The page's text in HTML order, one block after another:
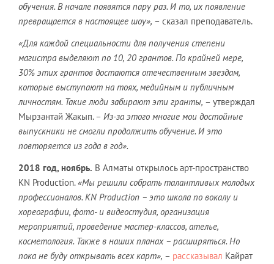
обучения. В начале появятся пару раз. И то, их появление
превращается в настоящее шоу», – сказал преподаватель.
«Для каждой специальности для получения степени
магистра выделяют по 10, 20 грантов. По крайней мере,
30% этих грантов достаются отечественным звездам,
которые выступают на тоях, медийным и публичным
личностям. Такие люди забирают эти гранты, – утверждал
Мырзантай Жакып. – Из-за этого многие мои достойные
выпускники не смогли продолжить обучение. И это
повторяется из года в год».
2018 год, ноябрь. В Алматы открылось арт-пространство
KN Production.«Мы решили собрать талантливых молодых
профессионалов. KN Production – это школа по вокалу и
хореографии, фото- и видеостудия, организация
мероприятий, проведение мастер-классов, ателье,
косметология. Также в наших планах – расширяться. Но
пока не буду открывать всех карт», – рассказывал Кайрат